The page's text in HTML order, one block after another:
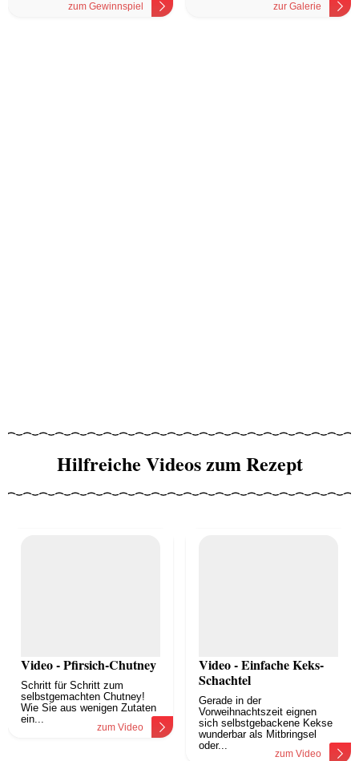
zum Gewinnspiel zur Galerie
Hilfreiche Videos zum Rezept
Video - Pfirsich-Chutney
Schritt für Schritt zum
selbstgemachten Chutney!
Wie Sie aus wenigen Zutaten
ein...
zum Video
Video - Einfache Keks-
Schachtel
Gerade in der
Vorweihnachtszeit eignen
sich selbstgebackene Kekse
wunderbar als Mitbringsel
oder...
zum Video